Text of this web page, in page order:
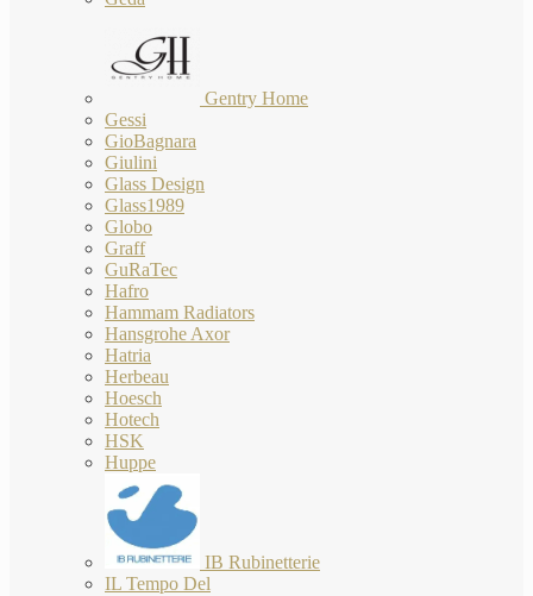
Gentry Home
Gessi
GioBagnara
Giulini
Glass Design
Glass1989
Globo
Graff
GuRaTec
Hafro
Hammam Radiators
Hansgrohe Axor
Hatria
Herbeau
Hoesch
Hotech
HSK
Huppe
IB Rubinetterie
IL Tempo Del